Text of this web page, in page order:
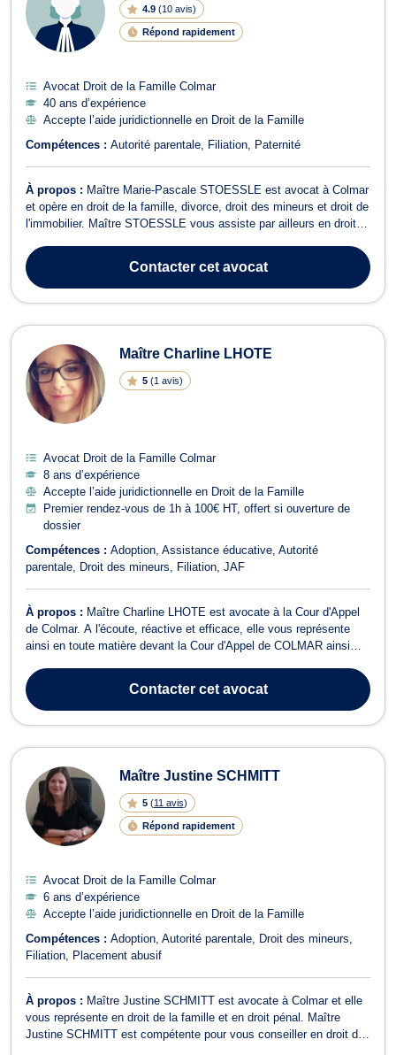
4.9 (10 avis)
Répond rapidement
Avocat Droit de la Famille Colmar
40 ans d’expérience
Accepte l’aide juridictionnelle en Droit de la Famille
Compétences : Autorité parentale Filiation Paternité
À propos : Maître Marie-Pascale STOESSLE est avocat à Colmar
et opère en droit de la famille, divorce, droit des mineurs et droit de
l'immobilier. Maître STOESSLE vous assiste par ailleurs en droit
partages de successions entre ayants droit, la constitution ou la
rupture d'u...
Contactercet avocat
Maître Charline LHOTE
5 (1 avis)
Avocat Droit de la Famille Colmar
8 ans d’expérience
Accepte l’aide juridictionnelle en Droit de la Famille
Premier rendez-vous de 1h à 100€ HT, offert si ouverture de
dossier
Compétences : Adoption Assistance éducative Autorité
parentale
Droit des mineurs Filiation JAF
À propos : Maître Charline LHOTE est avocate à la Cour d'Appel
de Colmar. A l'écoute, réactive et efficace, elle vous représente
ainsi en toute matière devant la Cour d'Appel de COLMAR ainsi
conseille en droit de la famille et des personnes sur les dossiers
concernant l'ado...
Contactercet avocat
Maître Justine SCHMITT
5 (11 avis)
Répond rapidement
Avocat Droit de la Famille Colmar
6 ans d’expérience
Accepte l’aide juridictionnelle en Droit de la Famille
Compétences : Adoption Autorité parentale
Droit des mineurs
Filiation
Placement abusif
À propos : Maître Justine SCHMITT est avocate à Colmar et elle
vous représente en droit de la famille et en droit pénal. Maître
Justine SCHMITT est compétente pour vous conseiller en droit de